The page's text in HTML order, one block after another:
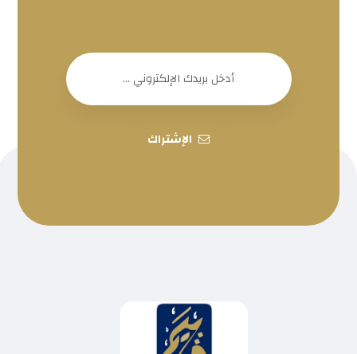
الإشتراك